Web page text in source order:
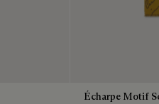
Écharpe Motif